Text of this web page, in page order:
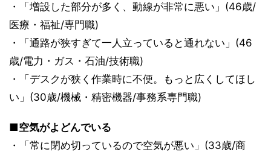
・「増設した部分が多く、動線が非常に悪い」(46歳/
医療・福祉/専門職)
・「通路が狭すぎて一人立っていると通れない」(46
歳/電力・ガス・石油/技術職)
・「デスクが狭く作業時に不便。もっと広くしてほし
い」(30歳/機械・精密機器/事務系専門職)
■空気がよどんでいる
・「常に閉め切っているので空気が悪い」(33歳/商